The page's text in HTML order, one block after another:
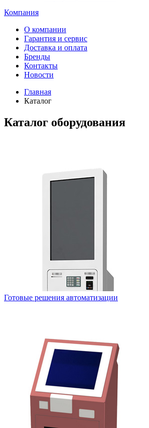
Компания
О компании
Гарантия и сервис
Доставка и оплата
Бренды
Контакты
Новости
Главная
Каталог
Каталог оборудования
Готовые решения автоматизации